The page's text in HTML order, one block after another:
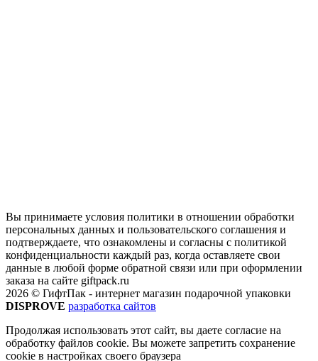
Вы принимаете условия политики в отношении обработки
персональных данных и пользовательского соглашения и
подтверждаете, что ознакомлены и согласны с политикой
конфиденциальности каждый раз, когда оставляете свои
данные в любой форме обратной связи или при оформлении
заказа на сайте giftpack.ru
2026 © ГифтПак - интернет магазин подарочной упаковки
DISPROVE разработка сайтов
Продолжая использовать этот сайт, вы даете согласие на
обработку файлов cookie. Вы можете запретить сохранение
cookie в настройках своего браузера